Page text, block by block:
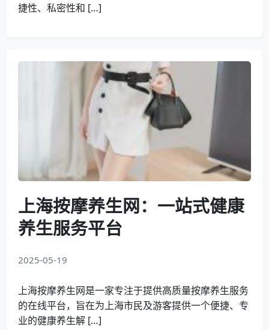
捷性、私密性和 […]
上海按摩养生网：一站式健康
养生服务平台
2025-05-19
上海按摩养生网是一家专注于提供高质量按摩养生服务
的在线平台，旨在为上海市民及游客提供一个便捷、专
业的健康养生解 […]